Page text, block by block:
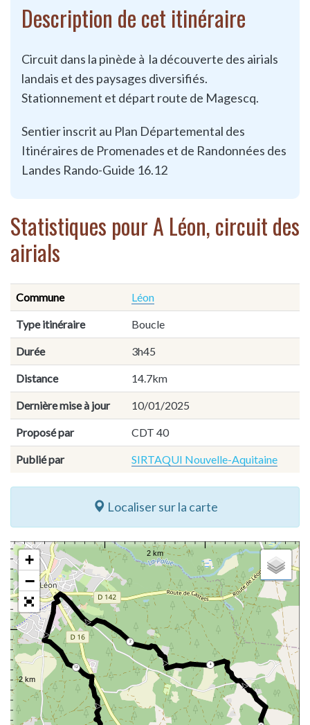
Description de cet itinéraire
Circuit dans la pinède à la découverte des airials
landais et des paysages diversifiés.
Stationnement et départ route de Magescq.
Sentier inscrit au Plan Départemental des
Itinéraires de Promenades et de Randonnées des
Landes Rando-Guide 16.12
Statistiques pour A Léon, circuit des
airials
Commune Léon
Type itinéraire Boucle
Durée 3h45
Distance 14.7km
Dernière mise à jour 10/01/2025
Proposé par CDT 40
Publié par SIRTAQUI Nouvelle-Aquitaine
Localiser sur la carte
4
12
2
+
−